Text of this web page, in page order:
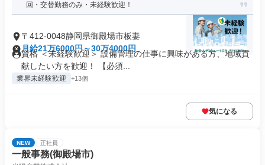
回・交替勤務のみ・未経験歓迎！
〒412-0048静岡県御殿場市板妻
月給21万6000円～30万4000円
資格 ＜未経験歓迎＞ 設備管理の仕事に興味がある方、地域貢
献したい方を歓迎！ 【必須...
業界未経験歓迎 +13個
気になる
NEW 正社員
一般事務(御殿場市)